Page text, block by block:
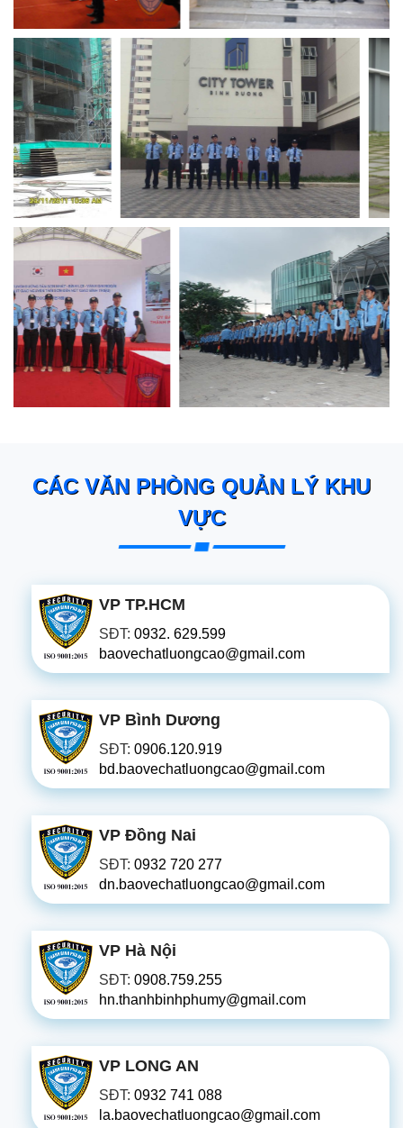
CÁC VĂN PHÒNG QUẢN LÝ KHU
VỰC
VP TP.HCM
SĐT: 0932. 629.599
baovechatluongcao@gmail.com
VP Bình Dương
SĐT: 0906.120.919
bd.baovechatluongcao@gmail.com
VP Đồng Nai
SĐT: 0932 720 277
dn.baovechatluongcao@gmail.com
VP Hà Nội
SĐT: 0908.759.255
hn.thanhbinhphumy@gmail.com
VP LONG AN
SĐT: 0932 741 088
la.baovechatluongcao@gmail.com